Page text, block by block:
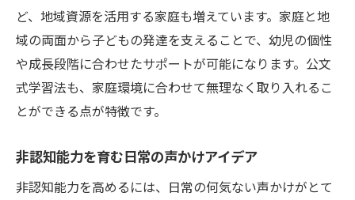
ど、地域資源を活用する家庭も増えています。家庭と地
域の両面から子どもの発達を支えることで、幼児の個性
や成長段階に合わせたサポートが可能になります。公文
式学習法も、家庭環境に合わせて無理なく取り入れるこ
とができる点が特徴です。
非認知能力を育む日常の声かけアイデア
非認知能力を高めるには、日常の何気ない声かけがとて